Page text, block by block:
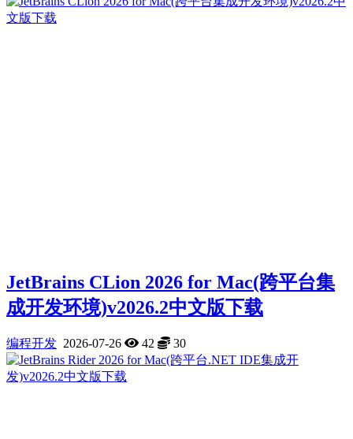
JetBrains CLion 2026 for Mac(跨平台集
成开发环境)v2026.2中文版下载
编程开发 2026-07-26 42 30